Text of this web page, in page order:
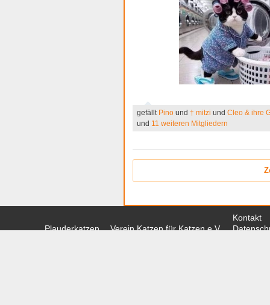
gefällt Pino und † mitzi und Cleo & ihre
und 11 weiteren Mitgliedern
Plauderkatzen Verein Katzen für Katzen e.V.
Kontakt